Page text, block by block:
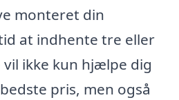
monteret din
at indhente tre eller
ikke kun hjælpe dig
pris, men også